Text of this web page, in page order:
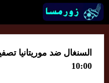
السنغال ضد موريتانيا
10:00